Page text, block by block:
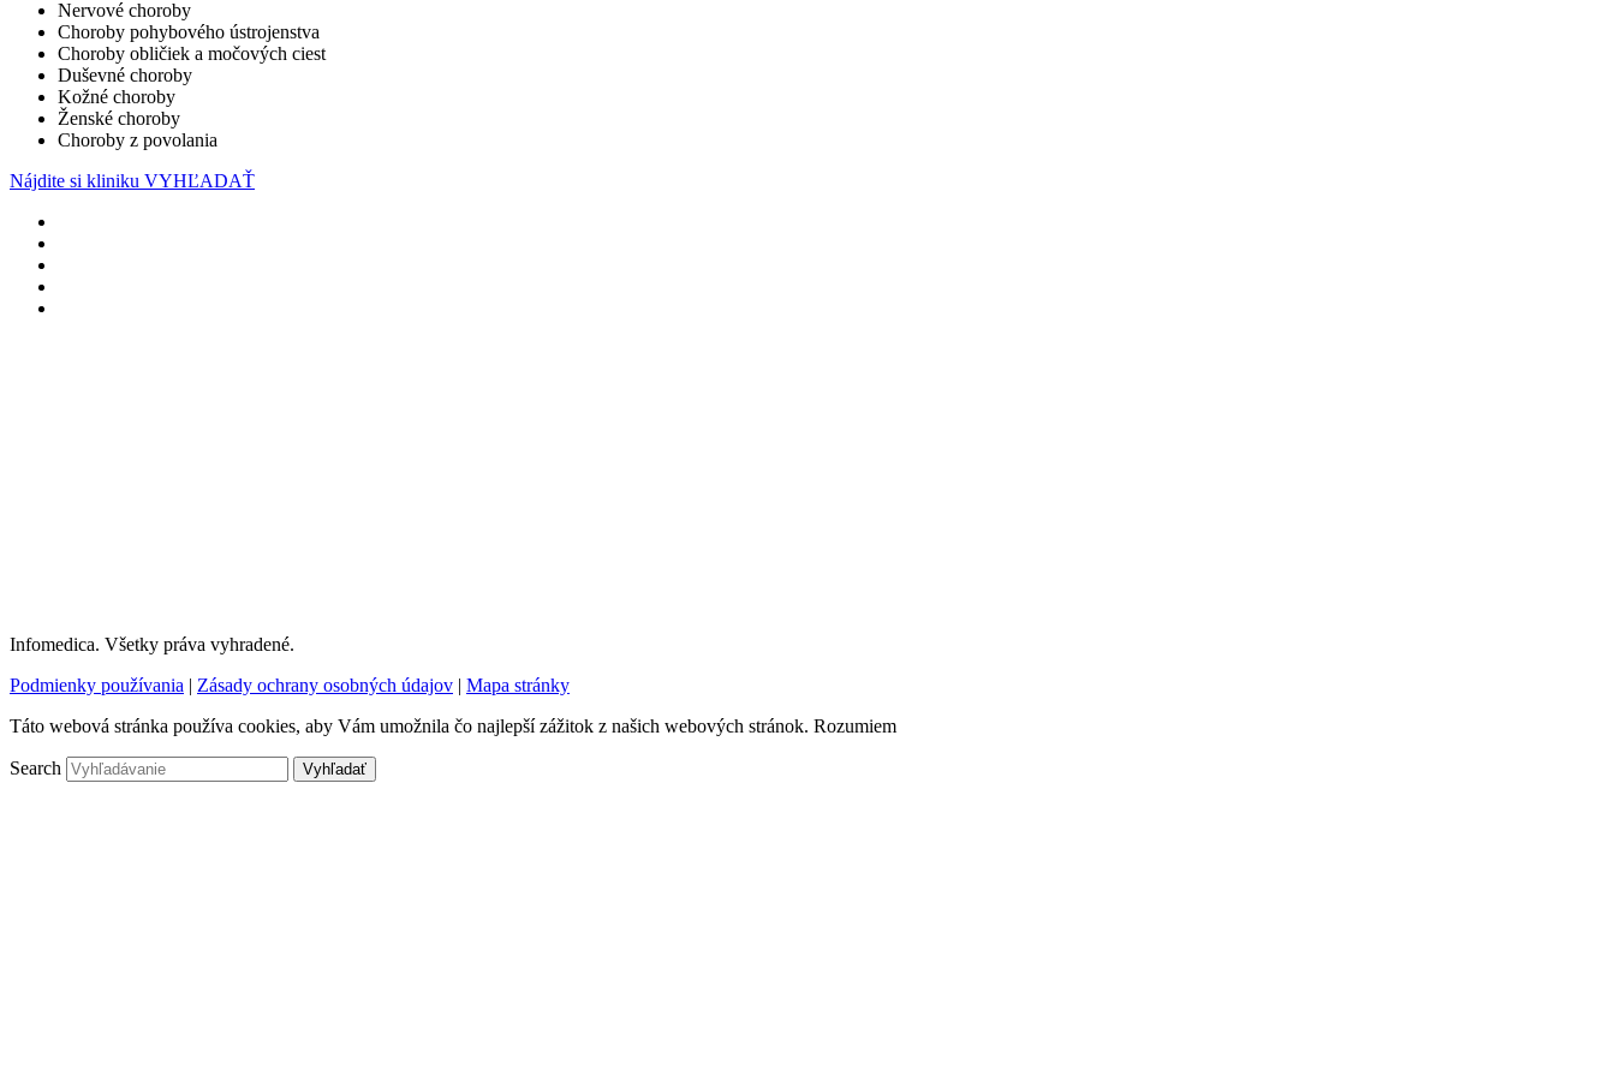
Nervové choroby
Choroby pohybového ústrojenstva
Choroby obličiek a močových ciest
Duševné choroby
Kožné choroby
Ženské choroby
Choroby z povolania
Nájdite si kliniku VYHĽADAŤ
Infomedica. Všetky práva vyhradené.
Podmienky používania | Zásady ochrany osobných údajov | Mapa stránky
Táto webová stránka používa cookies, aby Vám umožnila čo najlepší zážitok z našich webových stránok. Rozumiem
Search